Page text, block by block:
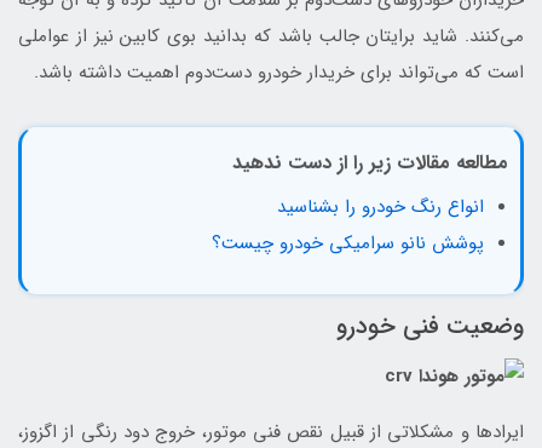
می‌کنند. شاید برایتان جالب باشد که بدانید بوی کابین نیز از عواملی
است که می‌تواند برای خریدار خودرو دست‌دوم اهمیت داشته باشد.
مطالعه مقالات زیر را از دست ندهید
انواع رنگ خودرو را بشناسید
پوشش نانو سرامیکی خودرو چیست؟
وضعیت فنی خودرو
ایرادها و مشکلاتی از قبیل نقص فنی موتور، خروج دود رنگی از اگزوز،